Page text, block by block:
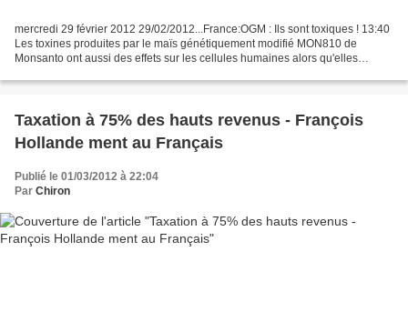
mercredi 29 février 2012 29/02/2012...France:OGM : Ils sont toxiques ! 13:40
Les toxines produites par le maïs génétiquement modifié MON810 de
Monsanto ont aussi des effets sur les cellules humaines alors qu'elles
Taxation à 75% des hauts revenus - François
Hollande ment au Français
Publié le 01/03/2012 à 22:04
Par Chiron